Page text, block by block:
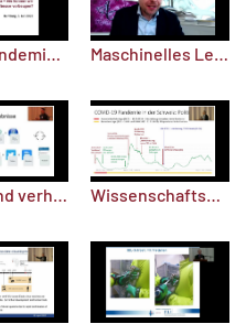
Krieg, Pandemie, Klimakrise – wie können wir besser vorbeugen? Video-Mitschnitt Maschinelles Lernen für eine präzise molekulare Medizin
Sozial- und verhaltenswissenschaftliche Daten als wichtiger Baustein des Pandemiemanagements Wissenschaftsbasierte Politikberatung – die Erfahrungen in der Schweiz